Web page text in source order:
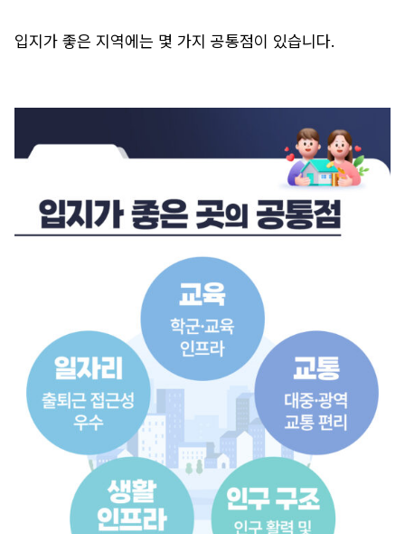
입지가 좋은 지역에는 몇 가지 공통점이 있습니다.